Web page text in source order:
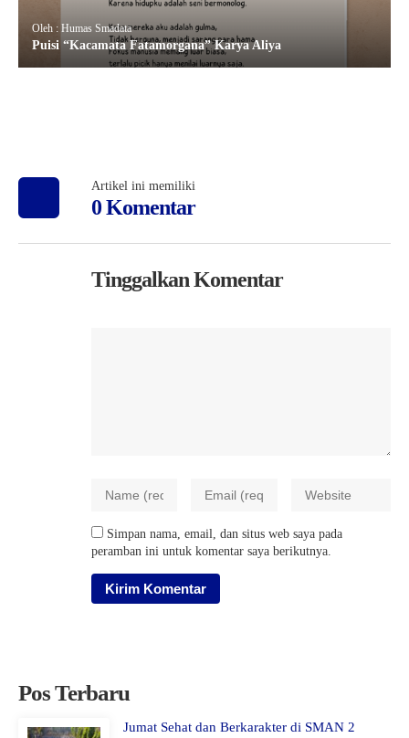
Oleh : Humas Smadata
Puisi “Kacamata Fatamorgana” Karya Aliya
Artikel ini memiliki
0 Komentar
Tinggalkan Komentar
Simpan nama, email, dan situs web saya pada
peramban ini untuk komentar saya berikutnya.
Pos Terbaru
Jumat Sehat dan Berkarakter di SMAN 2